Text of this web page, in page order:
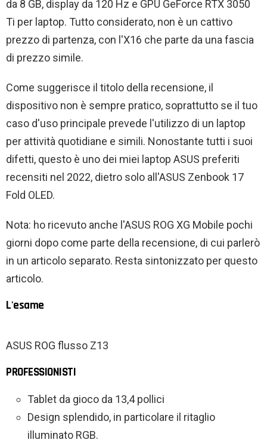
da 8 GB, display da 120 Hz e GPU GeForce RTX 3050
Ti per laptop. Tutto considerato, non è un cattivo
prezzo di partenza, con l'X16 che parte da una fascia
di prezzo simile.
Come suggerisce il titolo della recensione, il
dispositivo non è sempre pratico, soprattutto se il tuo
caso d'uso principale prevede l'utilizzo di un laptop
per attività quotidiane e simili. Nonostante tutti i suoi
difetti, questo è uno dei miei laptop ASUS preferiti
recensiti nel 2022, dietro solo all'ASUS Zenbook 17
Fold OLED.
Nota: ho ricevuto anche l'ASUS ROG XG Mobile pochi
giorni dopo come parte della recensione, di cui parlerò
in un articolo separato. Resta sintonizzato per questo
articolo.
L'esame
ASUS ROG flusso Z13
PROFESSIONISTI
Tablet da gioco da 13,4 pollici
Design splendido, in particolare il ritaglio
illuminato RGB.